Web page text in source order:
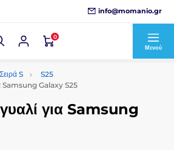
info@momanio.gr
0
Μενού
Σειρά S
S25
Samsung Galaxy S25
για Samsung